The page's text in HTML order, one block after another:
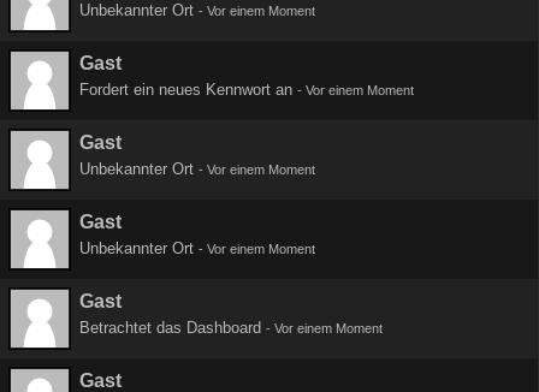
Unbekannter Ort - Vor einem Moment
Gast
Fordert ein neues Kennwort an - Vor einem Moment
Gast
Unbekannter Ort - Vor einem Moment
Gast
Unbekannter Ort - Vor einem Moment
Gast
Betrachtet das Dashboard - Vor einem Moment
Gast